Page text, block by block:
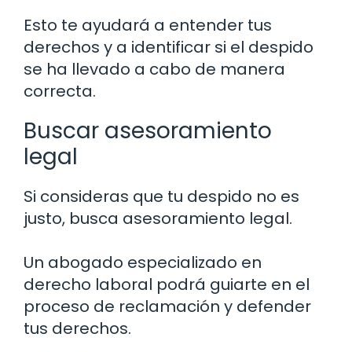
Esto te ayudará a entender tus
derechos y a identificar si el despido
se ha llevado a cabo de manera
correcta.
Buscar asesoramiento
legal
Si consideras que tu despido no es
justo, busca asesoramiento legal.
Un abogado especializado en
derecho laboral podrá guiarte en el
proceso de reclamación y defender
tus derechos.